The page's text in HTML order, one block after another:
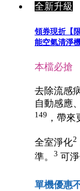
全新升級
領券現折【
能空氣清淨
本檔必搶
去除流感
自動感應
149 ，帶來
全室淨化2
準。 3 可淨
單機優惠